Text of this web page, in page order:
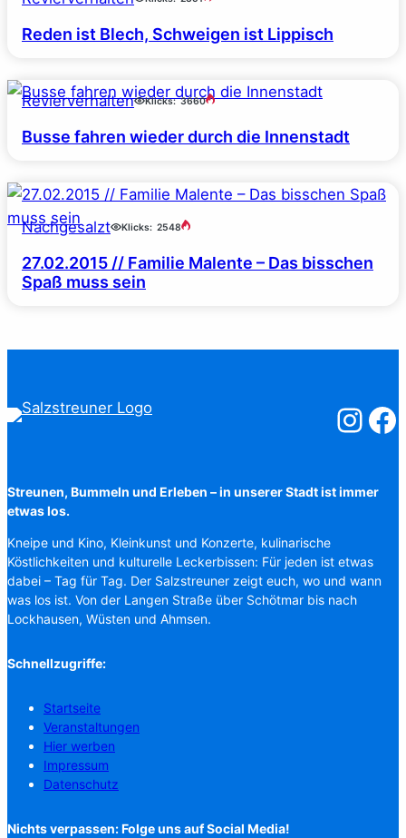
Reden ist Blech, Schweigen ist Lippisch
Revierverhalten Klicks: 3660
Busse fahren wieder durch die Innenstadt
Nachgesalzt Klicks: 2548
27.02.2015 // Familie Malente – Das bisschen
Spaß muss sein
Streunen, Bummeln und Erleben – in unserer Stadt ist immer
etwas los.
Kneipe und Kino, Kleinkunst und Konzerte, kulinarische
Köstlichkeiten und kulturelle Leckerbissen: Für jeden ist etwas
dabei – Tag für Tag. Der Salzstreuner zeigt euch, wo und wann
was los ist. Von der Langen Straße über Schötmar bis nach
Lockhausen, Wüsten und Ahmsen.
Schnellzugriffe:
Startseite
Veranstaltungen
Hier werben
Impressum
Datenschutz
Nichts verpassen: Folge uns auf Social Media!